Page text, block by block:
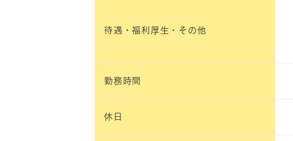
待遇・福利厚生・その他
勤務時間
休日